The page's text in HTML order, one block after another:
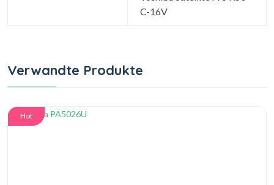
C-16V
Verwandte Produkte
Hot